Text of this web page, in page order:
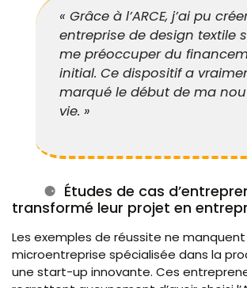
« Grâce à l’ARCE, j’ai pu
entreprise de design textile
me préoccuper du
initial. Ce dispositif a
marqué le début de ma
vie. »
Études de cas
transformé leur projet en
Les exemples de réussite ne manquent
microentreprise spécialisée dans la
une start-up innovante. Ces